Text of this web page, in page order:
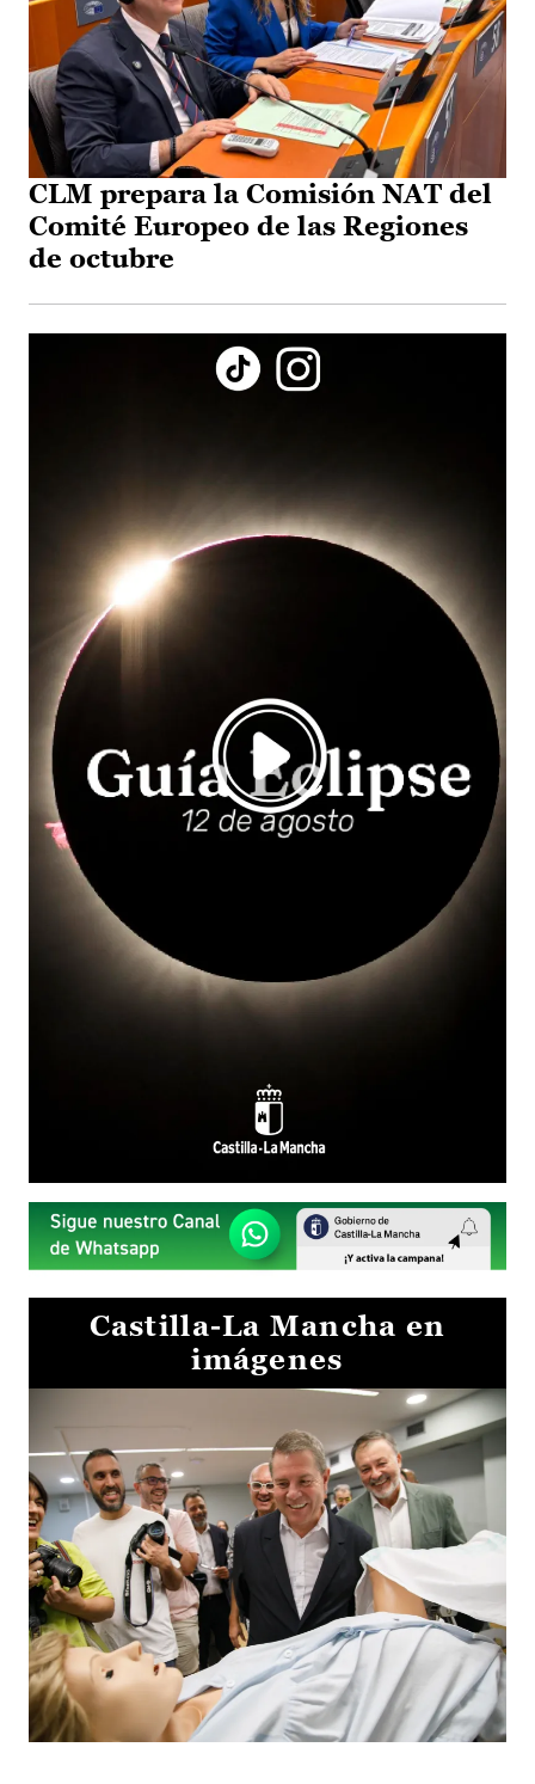
CLM prepara la Comisión NAT del
Comité Europeo de las Regiones
de octubre
Castilla-La Mancha en
imágenes